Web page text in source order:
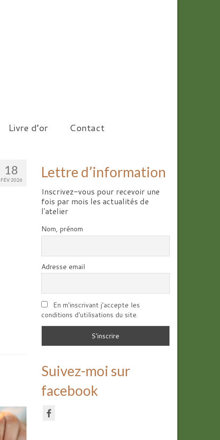
Livre d’or Contact
18
FÉV 2026 Lettre d’information
Inscrivez-vous pour recevoir une
fois par mois les actualités de
l'atelier
Nom, prénom
Adresse email
En m'inscrivant j'accepte les
conditions d'utilisations du site.
Suivez-moi sur
facebook